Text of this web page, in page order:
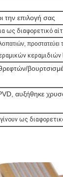
την επιλογή σας
ως διαφορετικό
αυξήθηκε
ως